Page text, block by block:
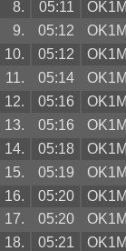
8. 05:11
9.
05:12
10.
05:12
11.
05:14
12.
05:16
13.
05:16
14.
05:18
15.
05:19
16.
05:20
17.
05:20
18.
05:21